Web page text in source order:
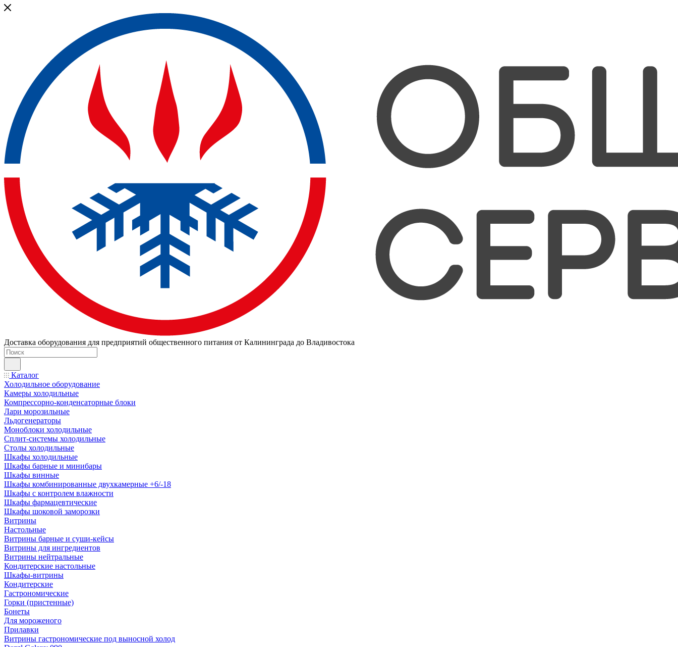
Доставка оборудования для предприятий общественного питания от Калининграда до Владивостока
Каталог
Холодильное оборудование
Камеры холодильные
Компрессорно-конденсаторные блоки
Лари морозильные
Льдогенераторы
Моноблоки холодильные
Сплит-системы холодильные
Столы холодильные
Шкафы холодильные
Шкафы барные и минибары
Шкафы винные
Шкафы комбинированные двухкамерные +6/-18
Шкафы с контролем влажности
Шкафы фармацевтические
Шкафы шоковой заморозки
Витрины
Настольные
Витрины барные и суши-кейсы
Витрины для ингредиентов
Витрины нейтральные
Кондитерские настольные
Шкафы-витрины
Кондитерские
Гастрономические
Горки (пристенные)
Бонеты
Для мороженого
Прилавки
Витрины гастрономические под выносной холод